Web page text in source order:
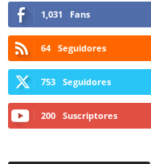
1,031 Fans
64 Seguidores
753 Seguidores
200 Suscriptores